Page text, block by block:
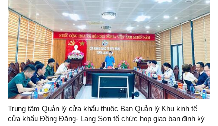
Trung tâm Quản lý cửa khẩu thuộc Ban Quản lý Khu kinh tế
cửa khẩu Đồng Đăng- Lạng Sơn tổ chức họp giao ban định kỳ